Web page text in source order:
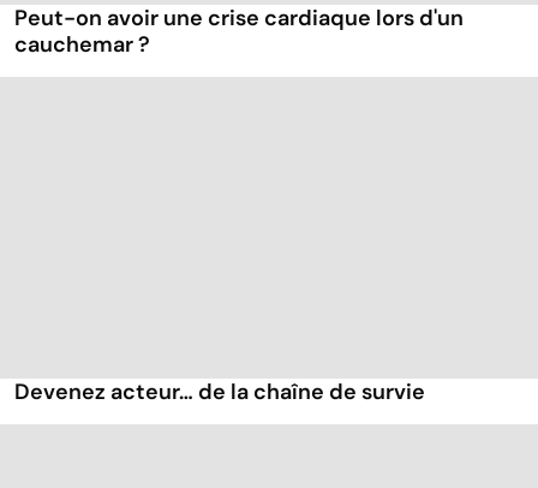
Peut-on avoir une crise cardiaque lors d'un
cauchemar ?
Devenez acteur… de la chaîne de survie